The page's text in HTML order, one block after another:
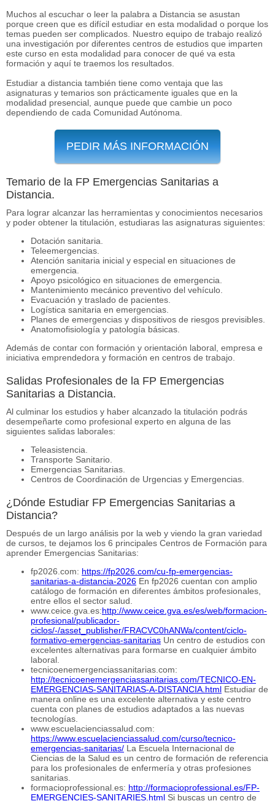
Muchos al escuchar o leer la palabra a Distancia se asustan
porque creen que es difícil estudiar en esta modalidad o porque los
temas pueden ser complicados. Nuestro equipo de trabajo realizó
una investigación por diferentes centros de estudios que imparten
este curso en esta modalidad para conocer de qué va esta
formación y aquí te traemos los resultados.
Estudiar a distancia también tiene como ventaja que las
asignaturas y temarios son prácticamente iguales que en la
modalidad presencial, aunque puede que cambie un poco
dependiendo de cada Comunidad Autónoma.
PEDIR MÁS INFORMACIÓN
Temario de la FP Emergencias Sanitarias a
Distancia.
Para lograr alcanzar las herramientas y conocimientos necesarios
y poder obtener la titulación, estudiaras las asignaturas siguientes:
Dotación sanitaria.
Teleemergencias.
Atención sanitaria inicial y especial en situaciones de
emergencia.
Apoyo psicológico en situaciones de emergencia.
Mantenimiento mecánico preventivo del vehículo.
Evacuación y traslado de pacientes.
Logística sanitaria en emergencias.
Planes de emergencias y dispositivos de riesgos previsibles.
Anatomofisiología y patología básicas.
Además de contar con formación y orientación laboral, empresa e
iniciativa emprendedora y formación en centros de trabajo.
Salidas Profesionales de la FP Emergencias
Sanitarias a Distancia.
Al culminar los estudios y haber alcanzado la titulación podrás
desempeñarte como profesional experto en alguna de las
siguientes salidas laborales:
Teleasistencia.
Transporte Sanitario.
Emergencias Sanitarias.
Centros de Coordinación de Urgencias y Emergencias.
¿Dónde Estudiar FP Emergencias Sanitarias a
Distancia?
Después de un largo análisis por la web y viendo la gran variedad
de cursos, te dejamos los 6 principales Centros de Formación para
aprender Emergencias Sanitarias:
fp2026.com: https://fp2026.com/cu-fp-emergencias-
sanitarias-a-distancia-2026 En fp2026 cuentan con amplio
catálogo de formación en diferentes ámbitos profesionales,
entre ellos el sector salud.
www.ceice.gva.es:http://www.ceice.gva.es/es/web/formacion-
profesional/publicador-
ciclos/-/asset_publisher/FRACVC0hANWa/content/ciclo-
formativo-emergencias-sanitarias Un centro de estudios con
excelentes alternativas para formarse en cualquier ámbito
laboral.
tecnicoenemergenciassanitarias.com:
http://tecnicoenemergenciassanitarias.com/TECNICO-EN-
EMERGENCIAS-SANITARIAS-A-DISTANCIA.html Estudiar de
manera online es una excelente alternativa y este centro
cuenta con planes de estudios adaptados a las nuevas
tecnologías.
www.escuelacienciassalud.com:
https://www.escuelacienciassalud.com/curso/tecnico-
emergencias-sanitarias/ La Escuela Internacional de
Ciencias de la Salud es un centro de formación de referencia
para los profesionales de enfermería y otras profesiones
sanitarias.
formacioprofessional.es: http://formacioprofessional.es/FP-
EMERGENCIES-SANITARIES.html Si buscas un centro de